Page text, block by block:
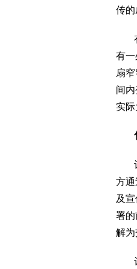
传的
有
扇
间
实
方
及
署
解